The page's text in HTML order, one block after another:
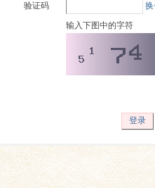
验证码
输入下图中的字符
登录